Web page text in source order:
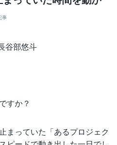
事
谷部悠斗
すか？
まっていた「あるプロジェク